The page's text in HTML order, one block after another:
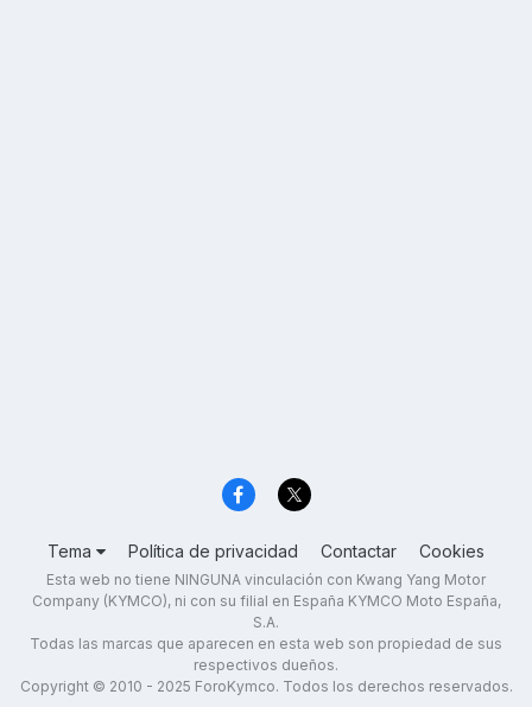
Tema Política de privacidad Contactar Cookies
Esta web no tiene NINGUNA vinculación con Kwang Yang Motor
Company (KYMCO), ni con su filial en España KYMCO Moto España,
S.A.
Todas las marcas que aparecen en esta web son propiedad de sus
respectivos dueños.
Copyright © 2010 - 2025 ForoKymco. Todos los derechos reservados.